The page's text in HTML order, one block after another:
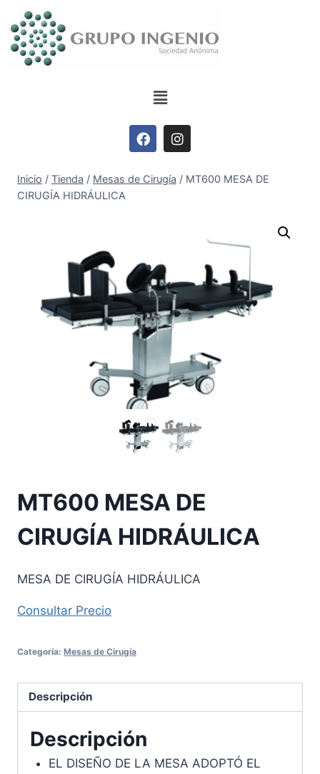
Inicio / Tienda / Mesas de Cirugía / MT600 MESA DE
CIRUGÍA HIDRÁULICA
MT600 MESA DE
CIRUGÍA HIDRÁULICA
MESA DE CIRUGÍA HIDRÁULICA
Consultar Precio
Categoría: Mesas de Cirugía
Descripción
Descripción
EL DISEÑO DE LA MESA ADOPTÓ EL